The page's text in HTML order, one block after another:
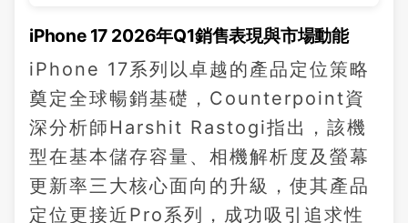
iPhone 17 2026年Q1銷售表現與市場動能
iPhone 17系列以卓越的產品定位策略
奠定全球暢銷基礎，Counterpoint資
深分析師Harshit Rastogi指出，該機
型在基本儲存容量、相機解析度及螢幕
更新率三大核心面向的升級，使其產品
定位更接近Pro系列，成功吸引追求性